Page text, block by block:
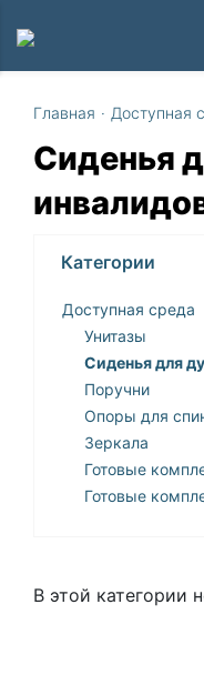
Главная · Доступная
Сиденья
Категории
Доступная среда
Унитазы
Сиденья для
Поручни
Опоры для
Зеркала
Готовые
Готовые
В этой категории